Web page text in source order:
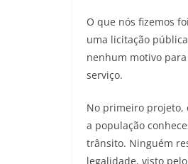
O que nós fizemos
uma licitação
nenhum motivo
serviço.
No primeiro projeto,
a população
trânsito. Ninguém
legalidade, visto